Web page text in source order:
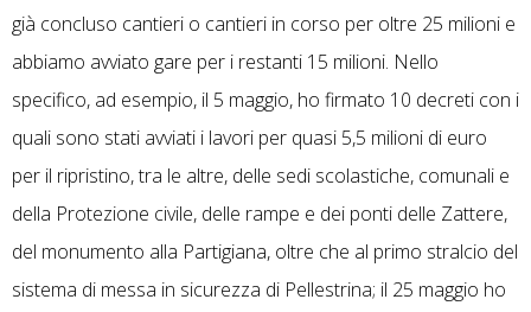
già concluso cantieri o cantieri in corso per oltre 25 milioni e
abbiamo avviato gare per i restanti 15 milioni. Nello
specifico, ad esempio, il 5 maggio, ho firmato 10 decreti con i
quali sono stati avviati i lavori per quasi 5,5 milioni di euro
per il ripristino, tra le altre, delle sedi scolastiche, comunali e
della Protezione civile, delle rampe e dei ponti delle Zattere,
del monumento alla Partigiana, oltre che al primo stralcio del
sistema di messa in sicurezza di Pellestrina; il 25 maggio ho